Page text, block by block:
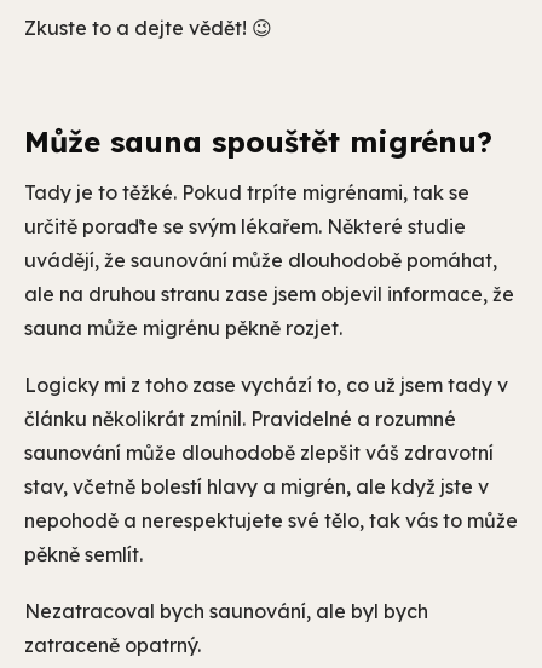
Zkuste to a dejte vědět! 😉
Může sauna spouštět migrénu?
Tady je to těžké. Pokud trpíte migrénami, tak se
určitě poraďte se svým lékařem. Některé studie
uvádějí, že saunování může dlouhodobě pomáhat,
ale na druhou stranu zase jsem objevil informace, že
sauna může migrénu pěkně rozjet.
Logicky mi z toho zase vychází to, co už jsem tady v
článku několikrát zmínil. Pravidelné a rozumné
saunování může dlouhodobě zlepšit váš zdravotní
stav, včetně bolestí hlavy a migrén, ale když jste v
nepohodě a nerespektujete své tělo, tak vás to může
pěkně semlít.
Nezatracoval bych saunování, ale byl bych
zatraceně opatrný.